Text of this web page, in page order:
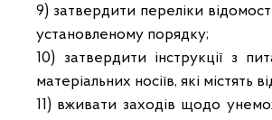
9) затвердити переліки
установленому порядку;
10) затвердити інструкції з
матеріальних носіїв, які
11) вживати заходів щодо